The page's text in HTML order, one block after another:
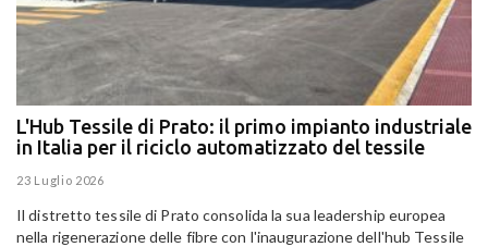
L'Hub Tessile di Prato: il primo impianto industriale
in Italia per il riciclo automatizzato del tessile
23 Luglio 2026
Il distretto tessile di Prato consolida la sua leadership europea
nella rigenerazione delle fibre con l'inaugurazione dell'hub Tessile